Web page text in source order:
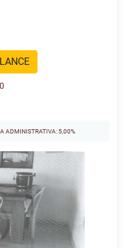
ADMINISTRATIVA: 5,00%